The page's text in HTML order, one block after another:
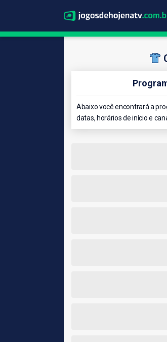
Abaixo você encontrará a
datas, horários de início e